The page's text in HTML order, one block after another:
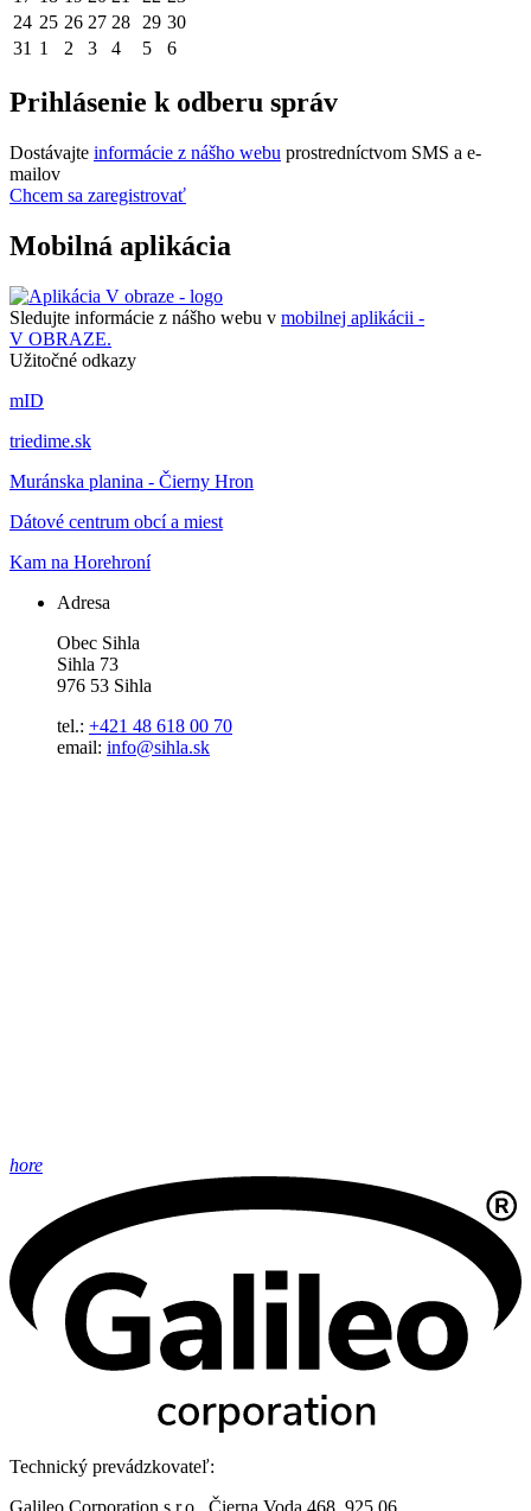
24 25 26 27 28 29 30
31 1 2 3 4 5 6
Prihlásenie k odberu správ
Dostávajte informácie z nášho webu prostredníctvom SMS a e-
mailov
Chcem sa zaregistrovať
Mobilná aplikácia
Sledujte informácie z nášho webu v mobilnej aplikácii -
V OBRAZE.
Užitočné odkazy
mID
triedime.sk
Muránska planina - Čierny Hron
Dátové centrum obcí a miest
Kam na Horehroní
Adresa
Obec Sihla
Sihla 73
976 53 Sihla
tel.: +421 48 618 00 70
email: info@sihla.sk
hore
Technický prevádzkovateľ:
Galileo Corporation s.r.o., Čierna Voda 468, 925 06